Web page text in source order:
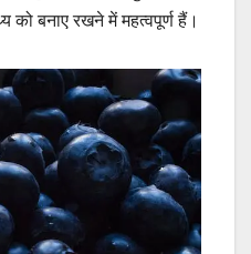
को बनाए रखने में महत्वपूर्ण हैं।